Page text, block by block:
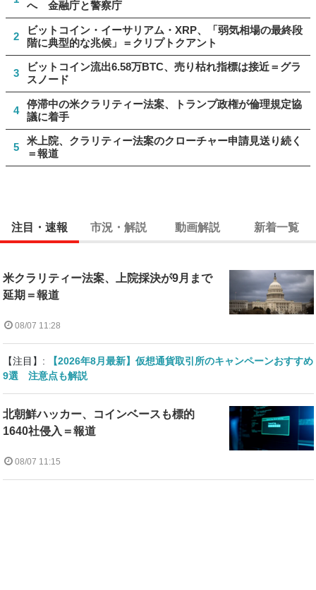
へ 金融庁と警察庁
2
ビットコイン・イーサリアム・XRP、「弱気相場の最終段
階に典型的な兆候」＝クリプトクアント
3
ビットコイン流出6.58万BTC、売り枯れ指標は接近＝グラ
スノード
4
停滞中の米クラリティー法案、トランプ政権が倫理規定協
議に着手
5
米上院、クラリティー法案のクローチャー申請見送り続く
＝報道
注目・速報 市況・解説 動画解説 新着一覧
米クラリティー法案、上院採決が9月まで
延期＝報道
08/07 11:28
【注目】:
【2026年8月最新】仮想通貨取引所のキャンペーンおすすめ
9選 注意点も解説
北朝鮮ハッカー、コインベースも標的
1640社侵入＝報道
08/07 11:15